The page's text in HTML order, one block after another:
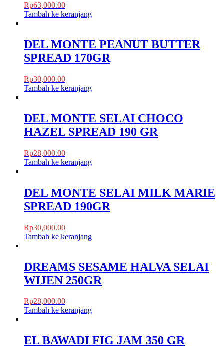
Rp63,000.00
Tambah ke keranjang
DEL MONTE PEANUT BUTTER
SPREAD 170GR
Rp30,000.00
Tambah ke keranjang
DEL MONTE SELAI CHOCO
HAZEL SPREAD 190 GR
Rp28,000.00
Tambah ke keranjang
DEL MONTE SELAI MILK MARIE
SPREAD 190GR
Rp30,000.00
Tambah ke keranjang
DREAMS SESAME HALVA SELAI
WIJEN 250GR
Rp28,000.00
Tambah ke keranjang
EL BAWADI FIG JAM 350 GR